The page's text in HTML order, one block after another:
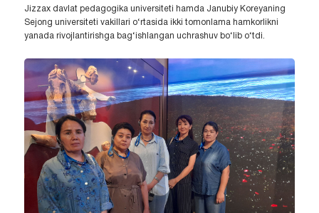
Jizzax davlat pedagogika universiteti hamda Janubiy Koreyaning
Sejong universiteti vakillari o‘rtasida ikki tomonlama hamkorlikni
yanada rivojlantirishga bag‘ishlangan uchrashuv bo‘lib o‘tdi.